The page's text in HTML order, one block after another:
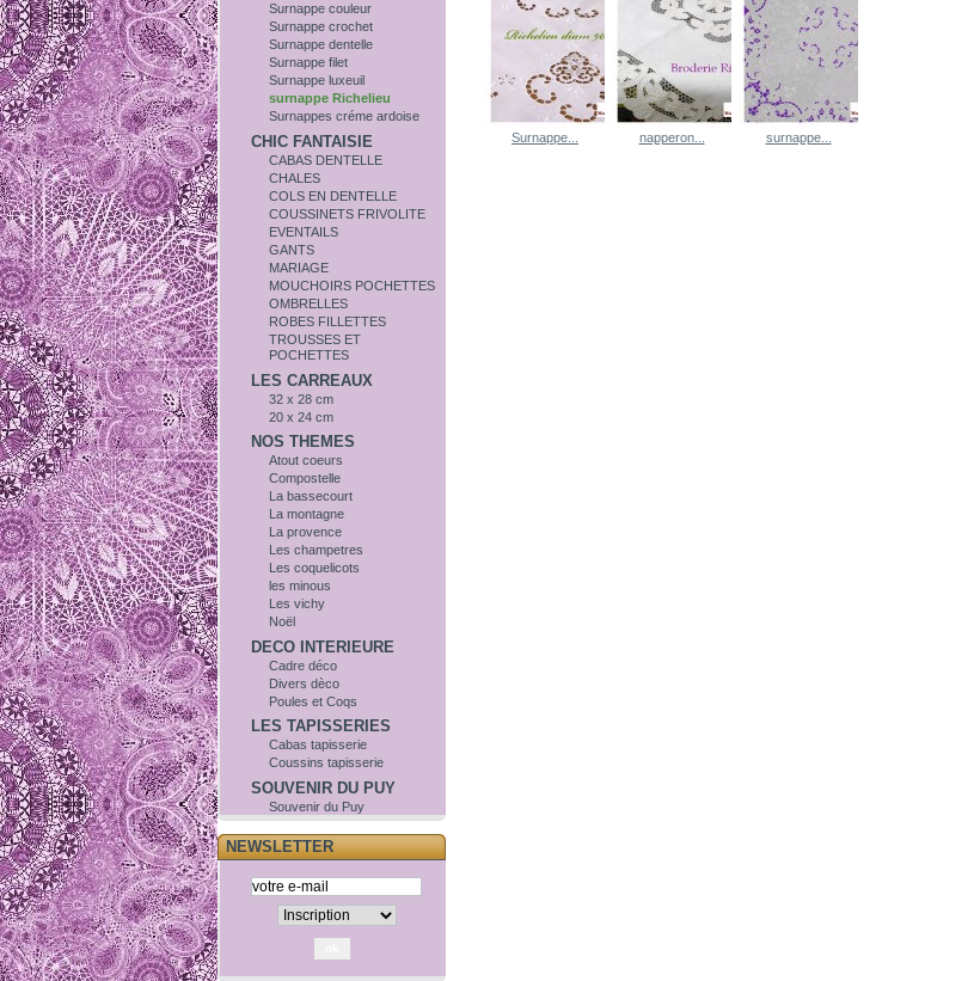
Surnappe couleur
Surnappe crochet
Surnappe dentelle
Surnappe filet
Surnappe luxeuil
surnappe Richelieu
Surnappes créme ardoise
CHIC FANTAISIE
CABAS DENTELLE
CHALES
COLS EN DENTELLE
COUSSINETS FRIVOLITE
EVENTAILS
GANTS
MARIAGE
MOUCHOIRS POCHETTES
OMBRELLES
ROBES FILLETTES
TROUSSES ET
POCHETTES
LES CARREAUX
32 x 28 cm
20 x 24 cm
NOS THEMES
Atout coeurs
Compostelle
La bassecourt
La montagne
La provence
Les champetres
Les coquelicots
les minous
Les vichy
Noël
DECO INTERIEURE
Cadre déco
Divers dèco
Poules et Coqs
LES TAPISSERIES
Cabas tapisserie
Coussins tapisserie
SOUVENIR DU PUY
Souvenir du Puy
NEWSLETTER
Surnappe... napperon... surnappe...